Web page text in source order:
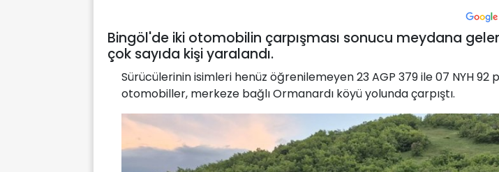
Bingöl'de iki otomobilin çarpışması sonucu meydana
çok sayıda kişi yaralandı.
Sürücülerinin isimleri henüz öğrenilemeyen 23 AGP 379 ile 07 NYH 92
otomobiller, merkeze bağlı Ormanardı köyü yolunda çarpıştı.